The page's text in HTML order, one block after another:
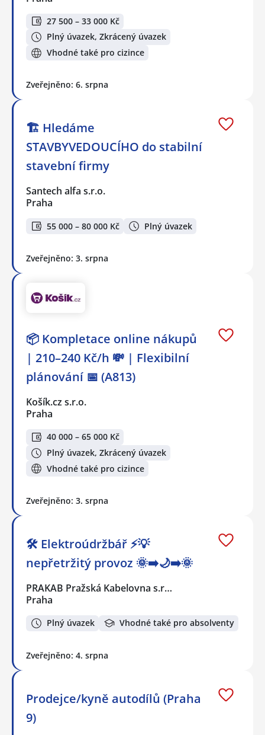
27 500 – 33 000 Kč
Plný úvazek, Zkrácený úvazek
Vhodné také pro cizince
Zveřejněno: 6. srpna
🏗 Hledáme
STAVBYVEDOUCÍHO do stabilní
stavební firmy
Santech alfa s.r.o.
Praha
55 000 – 80 000 Kč Plný úvazek
Zveřejněno: 3. srpna
📦 Kompletace online nákupů
| 210–240 Kč/h 💸 | Flexibilní
plánování 📅 (A813)
Košík.cz s.r.o.
Praha
40 000 – 65 000 Kč
Plný úvazek, Zkrácený úvazek
Vhodné také pro cizince
Zveřejněno: 3. srpna
🛠️ Elektroúdržbář ⚡💡
nepřetržitý provoz 🌞➡️🌙➡️🌞
PRAKAB Pražská Kabelovna s.r…
Praha
Plný úvazek Vhodné také pro absolventy
Zveřejněno: 4. srpna
Prodejce/kyně autodílů (Praha
9)